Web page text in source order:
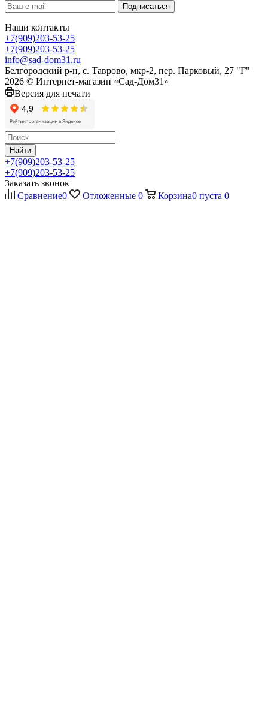
Наши контакты
+7(909)203-53-25
+7(909)203-53-25
info@sad-dom31.ru
Белгородский р-н, с. Таврово, мкр-2, пер. Парковый, 27 "Г"
2026 © Интернет-магазин «Сад-Дом31»
Версия для печати
Найти
+7(909)203-53-25
+7(909)203-53-25
Заказать звонок
Сравнение0 Отложенные 0 Корзина0 пуста 0